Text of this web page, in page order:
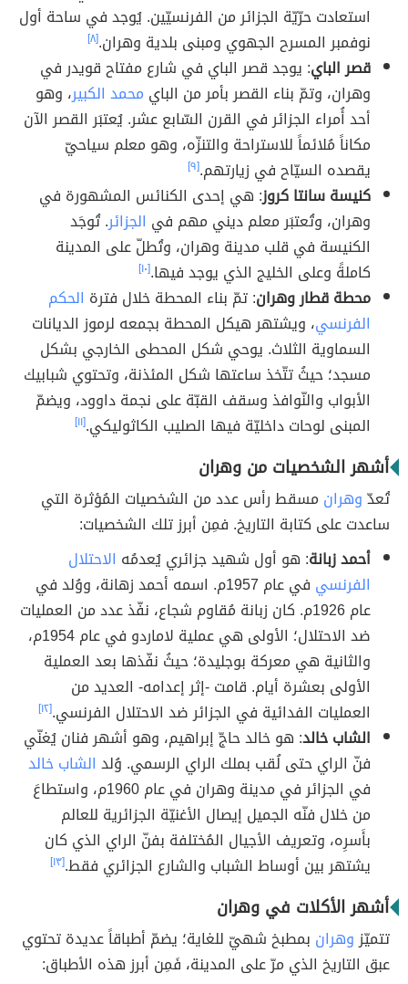
استعادت حرّيّة الجزائر من الفرنسيّين. يُوجد في ساحة أول
نوفمبر المسرح الجهوي ومبنى بلدية وهران.[٨]
قصر الباي: يوجد قصر الباي في شارع مفتاح قويدر في
وهران، وتمّ بناء القصر بأمر من الباي محمد الكبير، وهو
أحد أُمراء الجزائر في القرن السّابع عشر. يُعتبَر القصر الآن
مكاناً مُلائماً للاستراحة والتنزّه، وهو معلم سياحيّ
يقصده السيّاح في زيارتهم.[٩]
كنيسة سانتا كروز: هي إحدى الكنائس المشهورة في
وهران، وتُعتبَر معلم ديني مهم في الجزائر. تُوجَد
الكنيسة في قلب مدينة وهران، وتُطلّ على المدينة
كاملةً وعلى الخليج الذي يوجد فيها.[١٠]
محطة قطار وهران: تمّ بناء المحطة خلال فترة الحكم
الفرنسي، ويشتهر هيكل المحطة بجمعه لرموز الديانات
السماوية الثلاث. يوحي شكل المحطى الخارجي بشكل
مسجد؛ حيثُ تتّخذ ساعتها شكل المئذنة، وتحتوي شبابيك
الأبواب والنّوافذ وسقف القبّة على نجمة داوود، ويضمّ
المبنى لوحات داخليّة فيها الصليب الكاثوليكي.[١١]
أشهر الشخصيات من وهران
تُعدّوهران مسقط رأس عدد من الشخصيات المُؤثرة التي
ساعدت على كتابة التاريخ. فمِن أبرز تلك الشخصيات:
أحمد زبانة: هو أول شهيد جزائري يُعدمُه الاحتلال
الفرنسي
في عام 1957م. اسمه أحمد زهانة، ووُلد في
عام 1926م. كان زبانة مُقاوم شجاع، نفّذ عدد من العمليات
ضد الاحتلال؛ الأولى هي عملية لاماردو في عام 1954م،
والثانية هي معركة بوجليدة؛ حيثُ نفّذها بعد العملية
الأولى بعشرة أيام. قامت -إثر إعدامه- العديد من
العمليات الفدائية في الجزائر ضد الاحتلال الفرنسي.[١٢]
الشاب خالد: هو خالد حاجّ إبراهيم، وهو أشهر فنان يُغنّي
فنّ الراي حتى لُقب بملك الراي الرسمي. وُلد الشاب خالد
في الجزائر في مدينة وهران في عام 1960م، واستطاعَ
من خلال فنّه الجميل إيصال الأغنيّة الجزائرية للعالم
بأَسرِه، وتعريف الأجيال المُختلفة بفنّ الراي الذي كان
يشتهر بين أوساط الشباب والشارع الجزائري فقط.[١٣]
أشهر الأكلات في وهران
تتميّزوهران بمطبخ شهيّ للغاية؛ يضمّ أطباقاً عديدة تحتوي
عبق التاريخ الذي مرّ على المدينة، فَمِن أبرز هذه الأطباق: